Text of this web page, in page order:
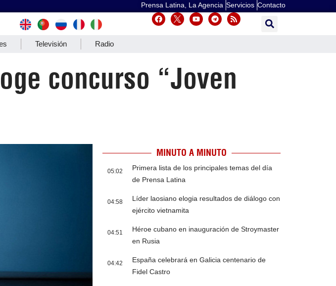
Prensa Latina, La Agencia Servicios Contacto
Televisión Radio
concurso “Joven
MINUTO A MINUTO
05:02
Primera lista de los principales temas del día
de Prensa Latina
04:58
Líder laosiano elogia resultados de diálogo con
ejército vietnamita
04:51
Héroe cubano en inauguración de Stroymaster
en Rusia
04:42
España celebrará en Galicia centenario de
Fidel Castro